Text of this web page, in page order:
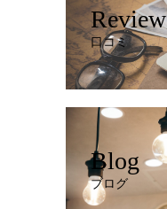
Review
口コミ
Blog
ブログ